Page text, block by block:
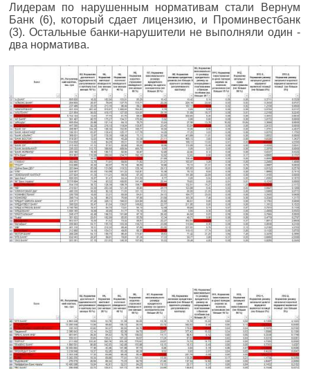
Лидерам по нарушенным нормативам стали Вернум
Банк (6), который сдает лицензию, и Проминвестбанк
(3). Остальные банки-нарушители не выполняли один -
два норматива.